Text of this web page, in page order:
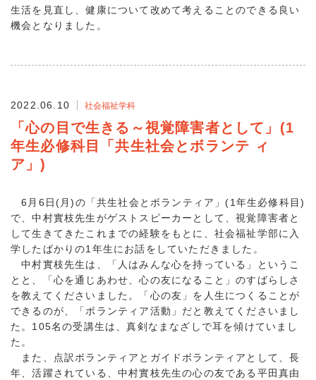
生活を見直し、健康について改めて考えることのできる良い
機会となりました。
2022.06.10 社会福祉学科
「心の目で生きる～視覚障害者として」(1
年生必修科目「共生社会とボランテ ィ
ア」)
6月6日(月)の「共生社会とボランティア」(1年生必修科目)
で、中村實枝先生がゲストスピーカーとして、視覚障害者と
して生きてきたこれまでの経験をもとに、社会福祉学部に入
学したばかりの1年生にお話をしていただきました。
中村實枝先生は、「人はみんな心を持っている」というこ
とと、「心を通じあわせ、心の友になること」のすばらしさ
を教えてくださいました。「心の友」を人生につくることが
できるのが、「ボランティア活動」だと教えてくださいまし
た。105名の受講生は、真剣なまなざしで耳を傾けていまし
た。
また、点訳ボランティアとガイドボランティアとして、長
年、活躍されている、中村實枝先生の心の友である平田真由